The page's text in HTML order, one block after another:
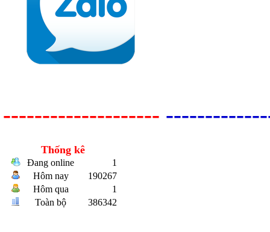
--------------------
Thống kê
Đang online
1
Hôm nay
190267
Hôm qua
1
Toàn bộ
386342